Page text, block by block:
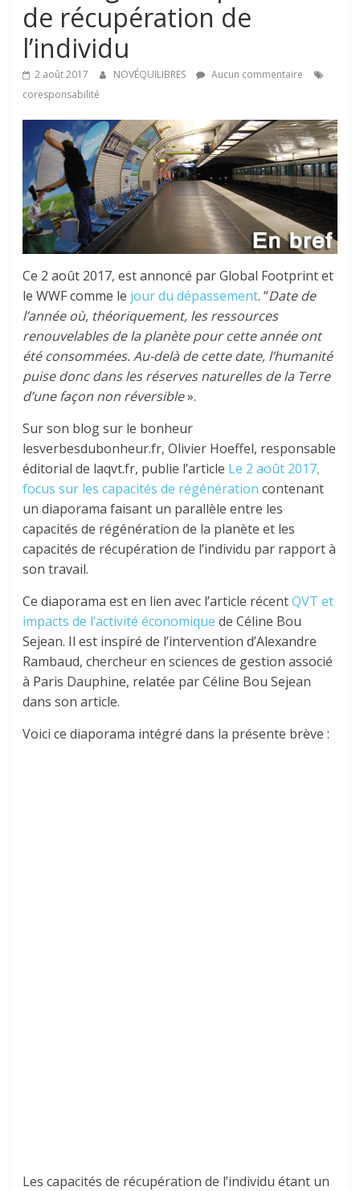
de récupération de
l’individu
2 août 2017 NOVÉQUILIBRES
Aucun commentaire
coresponsabilité
Ce 2 août 2017, est annoncé par Global Footprint et
le WWF comme le jour du dépassement. “Date de
l’année où, théoriquement, les ressources
renouvelables de la planète pour cette année ont
été consommées. Au-delà de cette date, l’humanité
puise donc dans les réserves naturelles de la Terre
d’une façon non réversible».
Sur son blog sur le bonheur
lesverbesdubonheur.fr, Olivier Hoeffel, responsable
éditorial de laqvt.fr, publie l’article Le 2 août 2017,
focus sur les capacités de régénération contenant
un diaporama faisant un parallèle entre les
capacités de régénération de la planète et les
capacités de récupération de l’individu par rapport à
son travail.
Ce diaporama est en lien avec l’article récentQVT et
impacts de l’activité économique de Céline Bou
Sejean. Il est inspiré de l’intervention d’Alexandre
Rambaud, chercheur en sciences de gestion associé
à Paris Dauphine, relatée par Céline Bou Sejean
dans son article.
Voici ce diaporama intégré dans la présente brève :
Les capacités de récupération de l’individu étant un